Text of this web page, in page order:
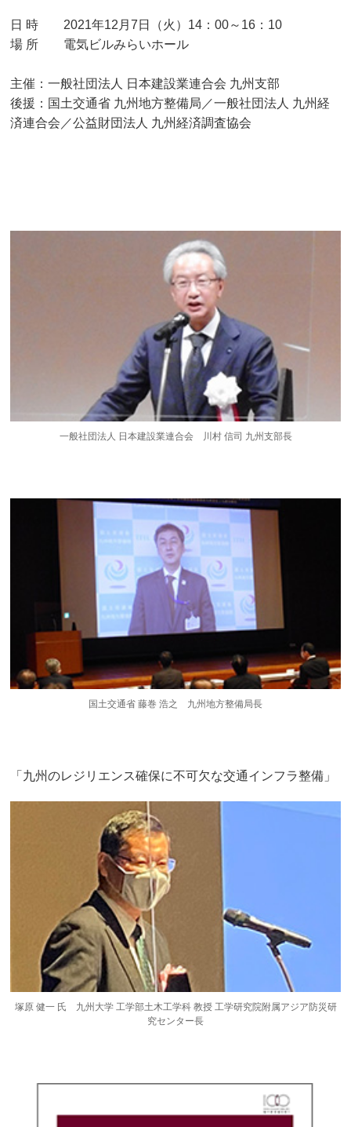
日 時 2021年12月7日（火）14：00～16：10
場 所 電気ビルみらいホール
主催：一般社団法人 日本建設業連合会 九州支部
後援：国土交通省 九州地方整備局／一般社団法人 九州経
済連合会／公益財団法人 九州経済調査協会
一般社団法人 日本建設業連合会 川村 信司 九州支部長
国土交通省 藤巻 浩之 九州地方整備局長
「九州のレジリエンス確保に不可欠な交通インフラ整備」
塚原 健一 氏 九州大学 工学部土木工学科 教授 工学研究院附属アジア防災研
究センター長